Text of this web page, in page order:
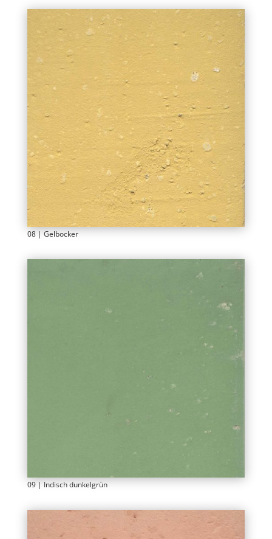
08 | Gelbocker
09 | Indisch dunkelgrün